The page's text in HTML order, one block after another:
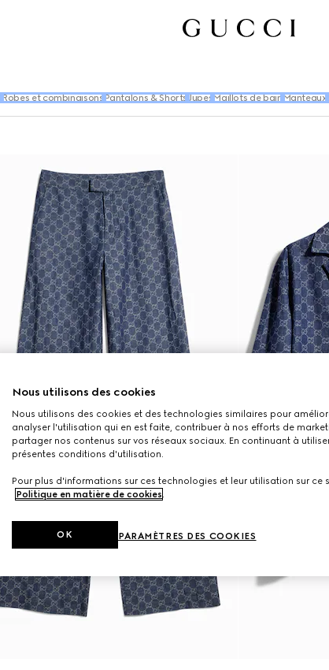
Robes et combinaisons Pantalons & Shorts Jupes Maillots de bain Manteaux
Nous utilisons des cookies
Nous utilisons des cookies et des technologies similaires pour
analyser l'utilisation qui en est faite, contribuer à nos efforts de
partager nos contenus sur vos réseaux sociaux. En continuant à
présentes conditions d'utilisation.
Pour plus d'informations sur ces technologies et leur utilisation sur ce
Politique en matière de cookies.
PARAMÈTRES DES COOKIES
OK